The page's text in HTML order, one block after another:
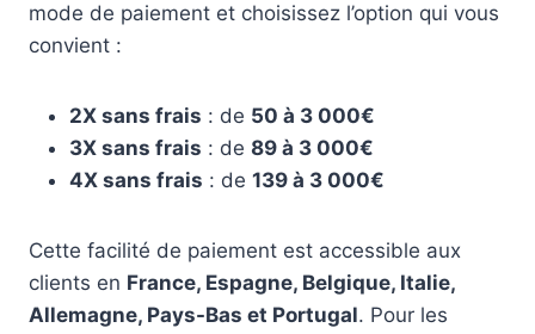
mode de paiement et choisissez l’option qui vous
convient :
2X sans frais : de 50 à 3 000€
3X sans frais : de 89 à 3 000€
4X sans frais : de 139 à 3 000€
Cette facilité de paiement est accessible aux
clients en France, Espagne, Belgique, Italie,
Allemagne, Pays-Bas et Portugal. Pour les